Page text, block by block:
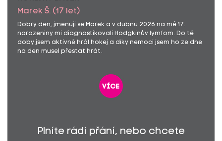
Marek Š. (17 let)
Dobrý den, jmenuji se Marek a v dubnu 2026 na mé 17.
narozeniny mi diagnostikovali Hodgkinův lymfom. Do té
doby jsem aktivně hrál hokej a díky nemoci jsem ho ze dne
na den musel přestat hrát.
více
Plníte rádi přání, nebo chcete